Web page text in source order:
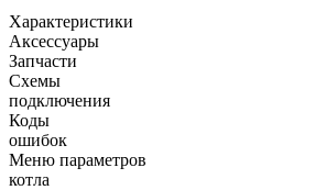
Характеристики
Аксессуары
Запчасти
Схемы
подключения
Коды
ошибок
Меню параметров
котла